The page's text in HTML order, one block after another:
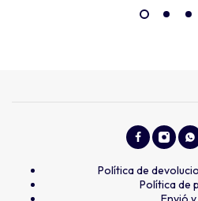
Política de
Política de